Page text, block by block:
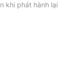
khi phát hành lại